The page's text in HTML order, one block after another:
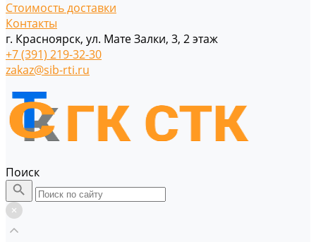
Стоимость доставки
Контакты
г. Красноярск, ул. Мате Залки, 3, 2 этаж
+7 (391) 219-32-30
zakaz@sib-rti.ru
Поиск